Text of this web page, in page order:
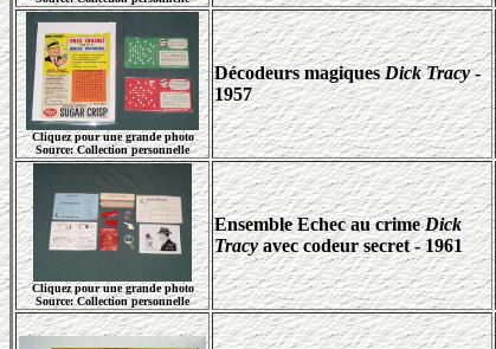
Cliquez pour une grande photo
Source: Collection personnelle
Décodeurs magiquesDick Tracy-
1957
Cliquez pour une grande photo
Source: Collection personnelle
Ensemble Echec au crimeDick
Tracyavec codeur secret - 1961